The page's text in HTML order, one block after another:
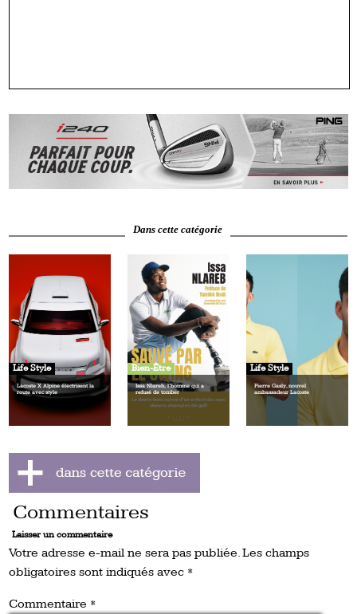
Dans cette catégorie
Life Style
Lacoste X Alpine électrisent la
route avec style
Bien-Être
Issa Nlareb, l’homme qui a
refusé de tomber
Life Style
Pierre Gasly, nouvel
ambassadeur Lacoste
Commentaires
Laisser un commentaire
Votre adresse e-mail ne sera pas publiée.Les champs
obligatoires sont indiqués avec *
Commentaire *